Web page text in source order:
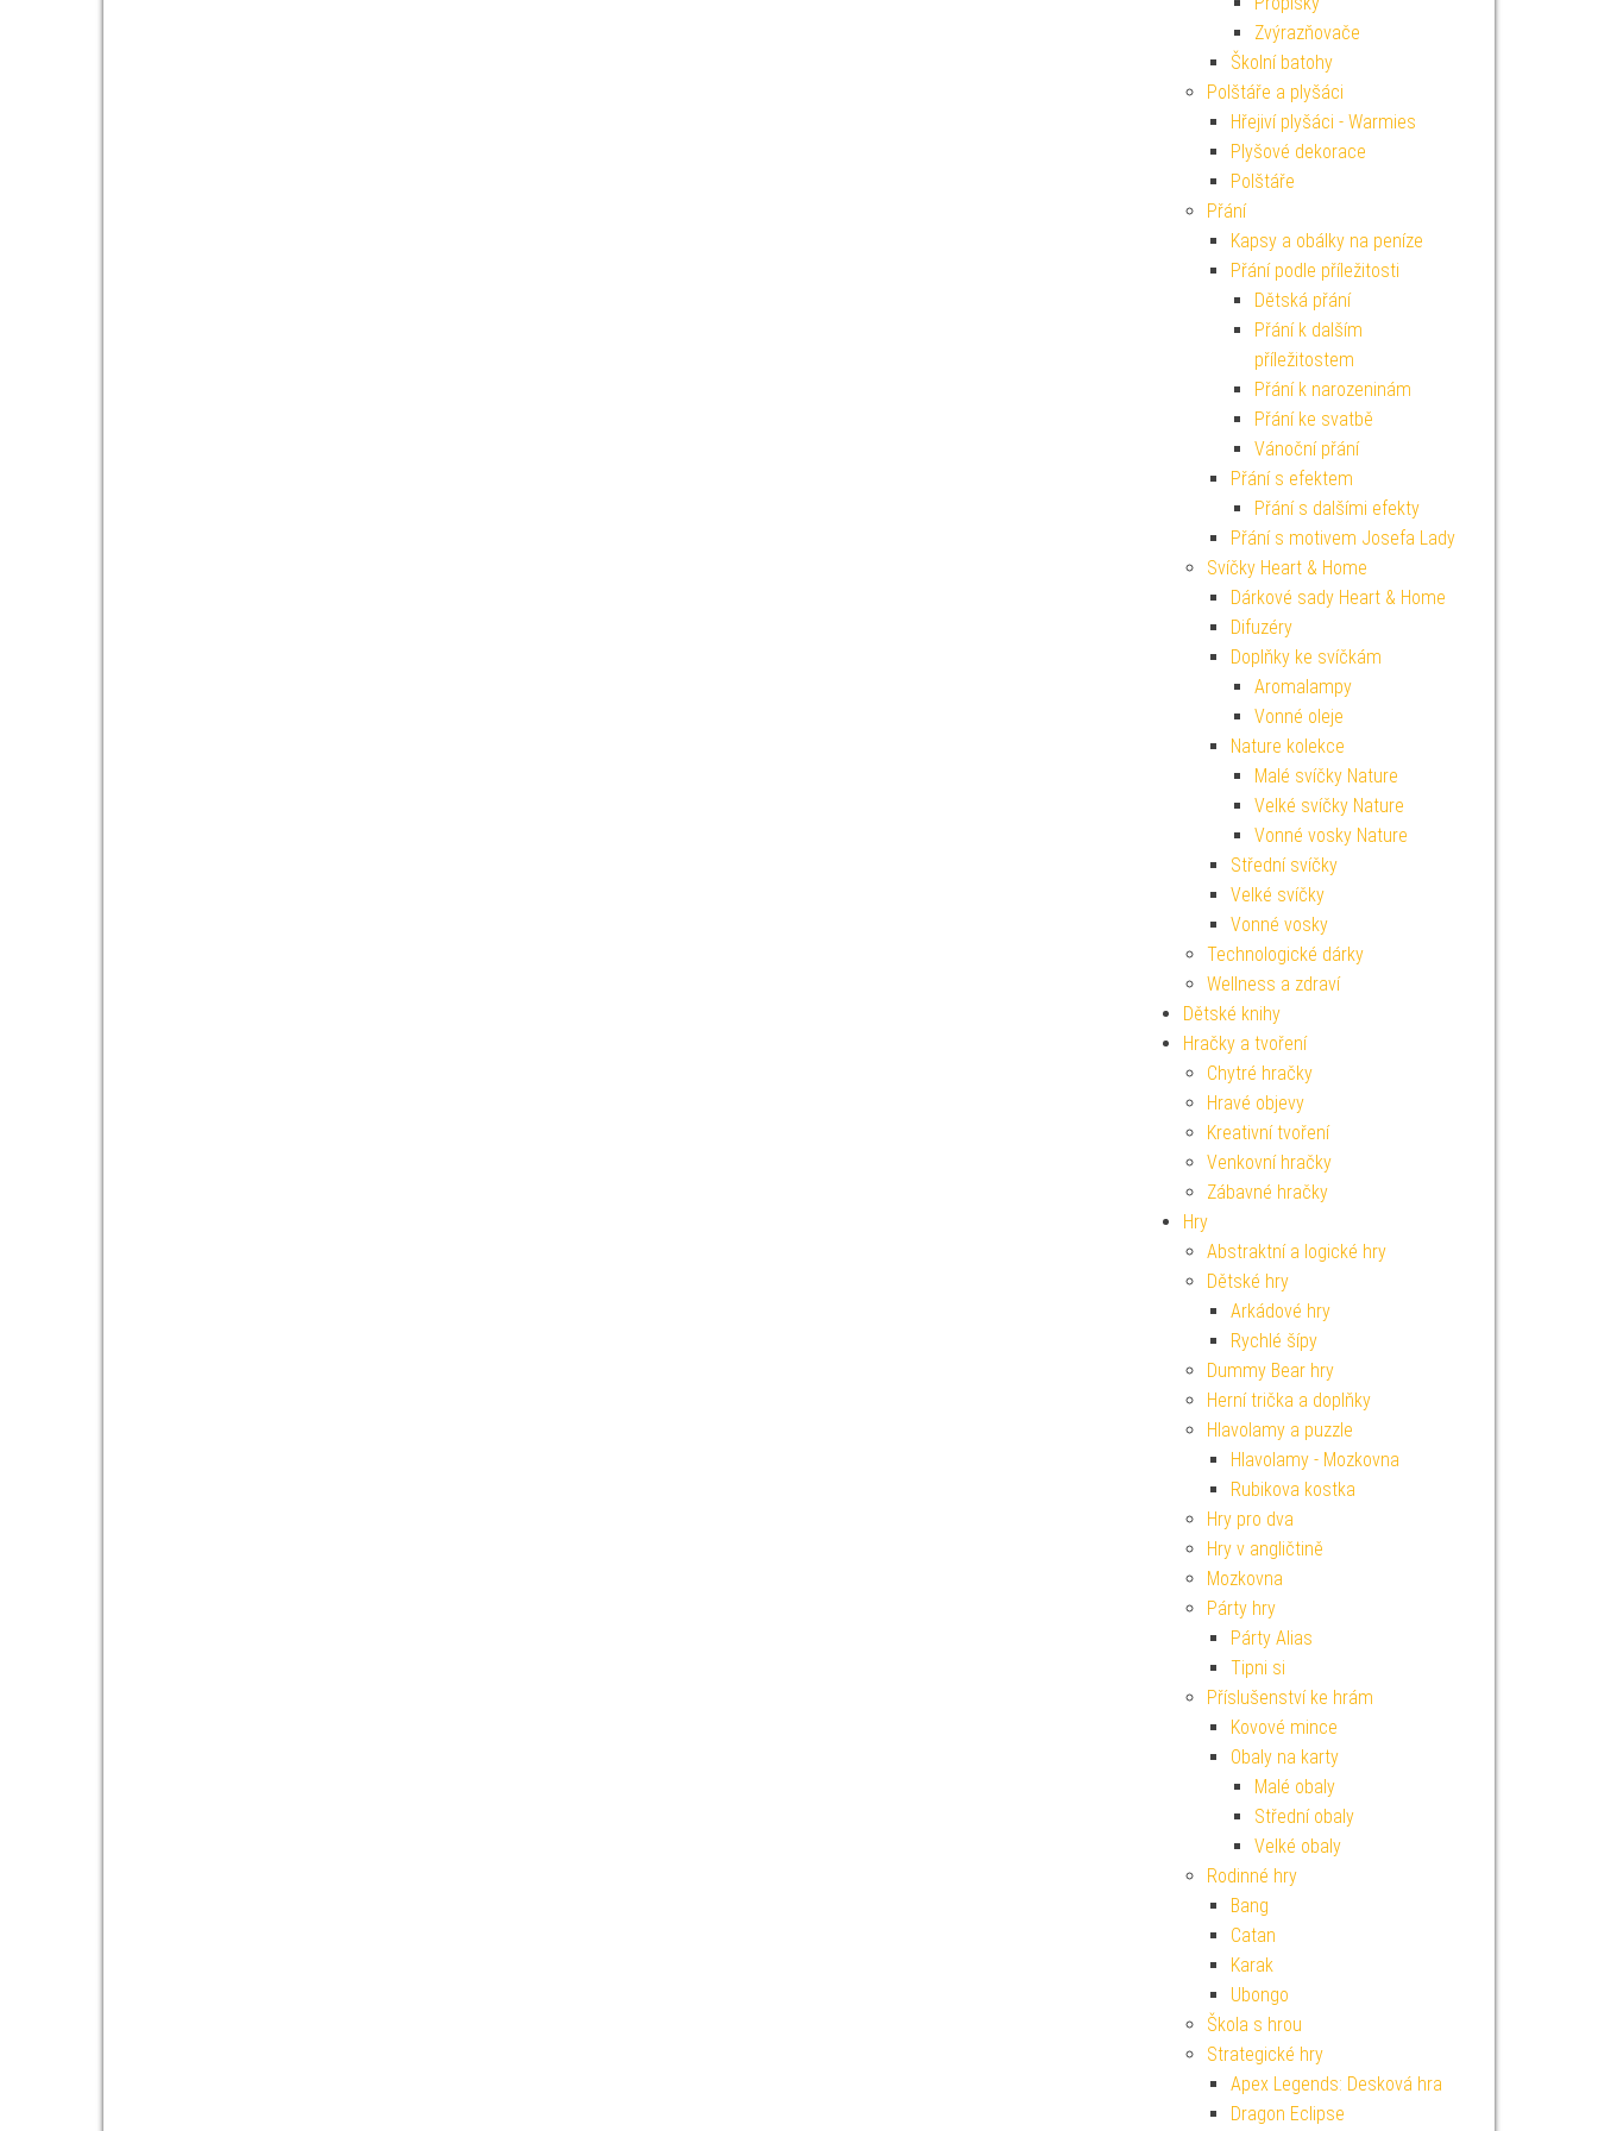
Zvýrazňovače
Školní batohy
Polštáře a plyšáci
Hřejiví plyšáci - Warmies
Plyšové dekorace
Polštáře
Přání
Kapsy a obálky na peníze
Přání podle příležitosti
Dětská přání
Přání k dalším
příležitostem
Přání k narozeninám
Přání ke svatbě
Vánoční přání
Přání s efektem
Přání s dalšími efekty
Přání s motivem Josefa Lady
Svíčky Heart & Home
Dárkové sady Heart & Home
Difuzéry
Doplňky ke svíčkám
Aromalampy
Vonné oleje
Nature kolekce
Malé svíčky Nature
Velké svíčky Nature
Vonné vosky Nature
Střední svíčky
Velké svíčky
Vonné vosky
Technologické dárky
Wellness a zdraví
Dětské knihy
Hračky a tvoření
Chytré hračky
Hravé objevy
Kreativní tvoření
Venkovní hračky
Zábavné hračky
Hry
Abstraktní a logické hry
Dětské hry
Arkádové hry
Rychlé šípy
Dummy Bear hry
Herní trička a doplňky
Hlavolamy a puzzle
Hlavolamy - Mozkovna
Rubikova kostka
Hry pro dva
Hry v angličtině
Mozkovna
Párty hry
Párty Alias
Tipni si
Příslušenství ke hrám
Kovové mince
Obaly na karty
Malé obaly
Střední obaly
Velké obaly
Rodinné hry
Bang
Catan
Karak
Ubongo
Škola s hrou
Strategické hry
Apex Legends: Desková hra
Dragon Eclipse